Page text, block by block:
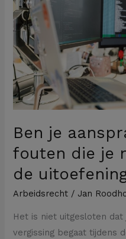
Ben je
fouten die je
de
Arbeidsrecht / Jan
Het is niet uitgesloten
vergissing begaat tijdens
voor
fouten
die
je
maakt
tijdens
de
van
je
job?